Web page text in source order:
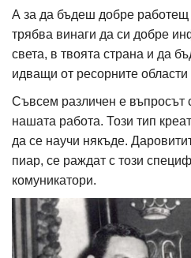
А за да бъдеш добре работещ
трябва винаги да си добре
света, в твоята страна и да
идващи от ресорните области
Съвсем различен е въпросът
нашата работа. Този тип
да се научи някъде.
пиар, се раждат с този
комуникатори.